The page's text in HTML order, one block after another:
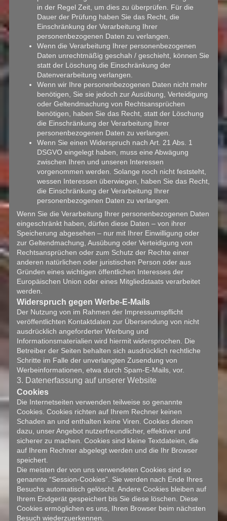
in der Regel Zeit, um dies zu überprüfen. Für die
Dauer der Prüfung haben Sie das Recht, die
Einschränkung der Verarbeitung Ihrer
personenbezogenen Daten zu verlangen.
Wenn die Verarbeitung Ihrer personenbezogenen
Daten unrechtmäßig geschah / geschieht, können Sie
statt der Löschung die Einschränkung der
Datenverarbeitung verlangen.
Wenn wir Ihre personenbezogenen Daten nicht mehr
benötigen, Sie sie jedoch zur Ausübung, Verteidigung
oder Geltendmachung von Rechtsansprüchen
benötigen, haben Sie das Recht, statt der Löschung
die Einschränkung der Verarbeitung Ihrer
personenbezogenen Daten zu verlangen.
Wenn Sie einen Widerspruch nach Art. 21 Abs. 1
DSGVO eingelegt haben, muss eine Abwägung
zwischen Ihren und unseren Interessen
vorgenommen werden. Solange noch nicht feststeht,
wessen Interessen überwiegen, haben Sie das Recht,
die Einschränkung der Verarbeitung Ihrer
personenbezogenen Daten zu verlangen.
Wenn Sie die Verarbeitung Ihrer personenbezogenen Daten
eingeschränkt haben, dürfen diese Daten – von ihrer
Speicherung abgesehen – nur mit Ihrer Einwilligung oder
zur Geltendmachung, Ausübung oder Verteidigung von
Rechtsansprüchen oder zum Schutz der Rechte einer
anderen natürlichen oder juristischen Person oder aus
Gründen eines wichtigen öffentlichen Interesses der
Europäischen Union oder eines Mitgliedstaats verarbeitet
werden.
Widerspruch gegen Werbe-E-Mails
Der Nutzung von im Rahmen der Impressumspflicht
veröffentlichten Kontaktdaten zur Übersendung von nicht
ausdrücklich angeforderter Werbung und
Informationsmaterialien wird hiermit widersprochen. Die
Betreiber der Seiten behalten sich ausdrücklich rechtliche
Schritte im Falle der unverlangten Zusendung von
Werbeinformationen, etwa durch Spam-E-Mails, vor.
3. Datenerfassung auf unserer Website
Cookies
Die Internetseiten verwenden teilweise so genannte
Cookies. Cookies richten auf Ihrem Rechner keinen
Schaden an und enthalten keine Viren. Cookies dienen
dazu, unser Angebot nutzerfreundlicher, effektiver und
sicherer zu machen. Cookies sind kleine Textdateien, die
auf Ihrem Rechner abgelegt werden und die Ihr Browser
speichert.
Die meisten der von uns verwendeten Cookies sind so
genannte “Session-Cookies”. Sie werden nach Ende Ihres
Besuchs automatisch gelöscht. Andere Cookies bleiben auf
Ihrem Endgerät gespeichert bis Sie diese löschen. Diese
Cookies ermöglichen es uns, Ihren Browser beim nächsten
Besuch wiederzuerkennen.